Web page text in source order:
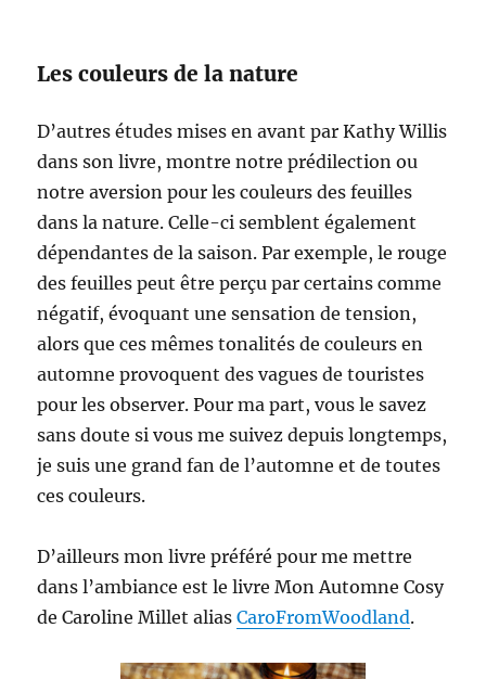
Les couleurs de la nature
D’autres études mises en avant par Kathy Willis
dans son livre, montre notre prédilection ou
notre aversion pour les couleurs des feuilles
dans la nature. Celle-ci semblent également
dépendantes de la saison. Par exemple, le rouge
des feuilles peut être perçu par certains comme
négatif, évoquant une sensation de tension,
alors que ces mêmes tonalités de couleurs en
automne provoquent des vagues de touristes
pour les observer. Pour ma part, vous le savez
sans doute si vous me suivez depuis longtemps,
je suis une grand fan de l’automne et de toutes
ces couleurs.
D’ailleurs mon livre préféré pour me mettre
dans l’ambiance est le livre Mon Automne Cosy
de Caroline Millet aliasCaroFromWoodland.